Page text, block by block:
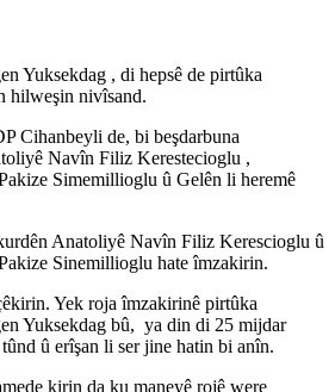
Yuksekdag , di hepsê de pirtûka
hilweşin nivîsand.
Cihanbeyli de, bi beşdarbuna
Navîn Filiz Kerestecioglu ,
Simemillioglu û Gelên li heremê
Anatoliyê Navîn Filiz Kerescioglu û
Sinemillioglu hate îmzakirin.
Yek roja îmzakirinê pirtûka
Yuksekdag bû, ya din di 25 mijdar
û erîşan li ser jine hatin bi anîn.
kirin da ku maneyê rojê were